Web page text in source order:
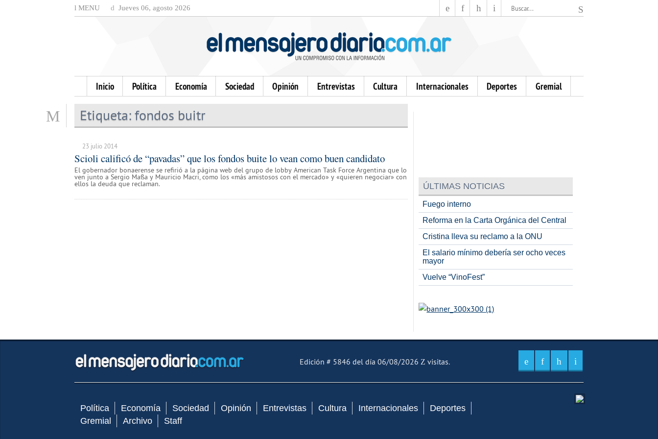
MENU Jueves 06, agosto 2026
Inicio Política Economía Sociedad Opinión Entrevistas Cultura Internacionales Deportes Gremial
Etiqueta: fondos buitr
23 julio 2014
Scioli calificó de “pavadas” que los fondos buite lo vean como buen candidato
El gobernador bonaerense se refirió a la página web del grupo de lobby American Task Force Argentina que lo
ven junto a Sergio Massa y Mauricio Macri, como los «más amistosos con el mercado» y «quieren negociar» con
ellos la deuda que reclaman. ÚLTIMAS NOTICIAS
Fuego interno
Reforma en la Carta Orgánica del Central
Cristina lleva su reclamo a la ONU
El salario mínimo debería ser ocho veces
mayor
Vuelve “VinoFest”
El Mensajero Diario
Edición # 5846 del día 06/08/2026 visitas.
Política Economía Sociedad Opinión Entrevistas Cultura Internacionales
Deportes
Gremial
Archivo Staff